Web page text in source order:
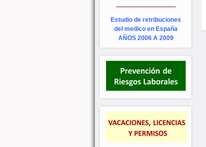
Estudio de retribuciones
del medico en España
AÑOS 2006 A 2009